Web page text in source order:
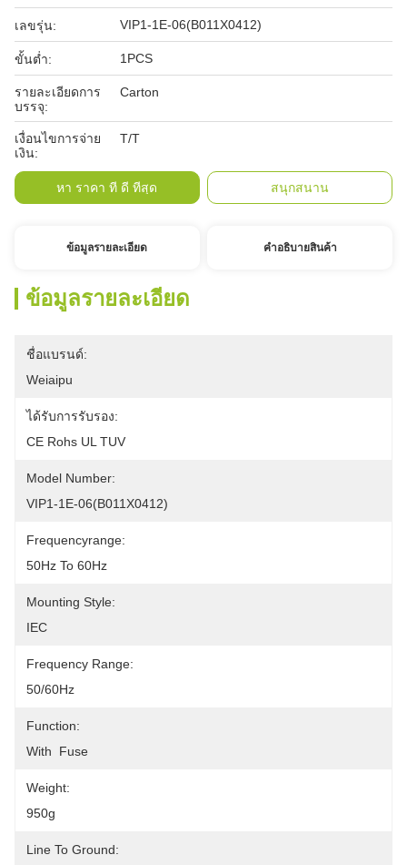
เลขรุ่น: VIP1-1E-06(B011X0412)
ขั้นต่ำ: 1PCS
รายละเอียดการ
บรรจุ:
Carton
เงื่อนไขการจ่าย
เงิน:
T/T
หา ราคา ที่ ดี ที่สุด สนุกสนาน
ข้อมูลรายละเอียด คําอธิบายสินค้า
ข้อมูลรายละเอียด
ชื่อแบรนด์:
Weiaipu
ได้รับการรับรอง:
CE Rohs UL TUV
Model Number:
VIP1-1E-06(B011X0412)
Frequencyrange:
50Hz To 60Hz
Mounting Style:
IEC
Frequency Range:
50/60Hz
Function:
With  Fuse
Weight:
950g
Line To Ground: